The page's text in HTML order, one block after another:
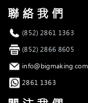
聯絡我們
電話 (852) 2861 1363
傳真 (852) 2866 8605
電郵 info@bigmaking.com
Whatsapp
2861 1363